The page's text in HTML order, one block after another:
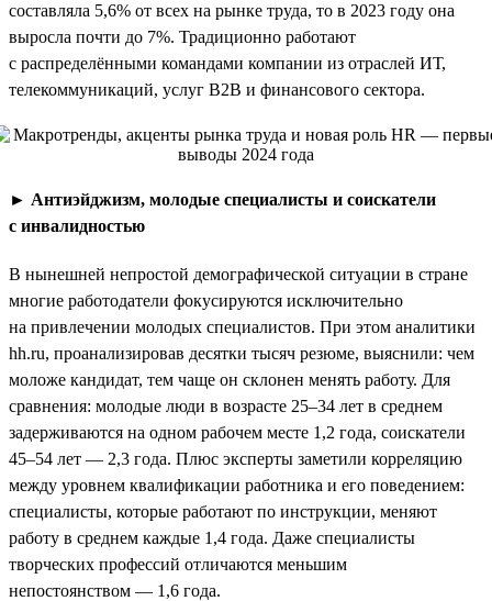
составляла 5,6% от всех на рынке труда, то в 2023 году она
выросла почти до 7%. Традиционно работают
с распределёнными командами компании из отраслей ИТ,
телекоммуникаций, услуг B2B и финансового сектора.
► Антиэйджизм, молодые специалисты и соискатели
с инвалидностью
В нынешней непростой демографической ситуации в стране
многие работодатели фокусируются исключительно
на привлечении молодых специалистов. При этом аналитики
hh.ru, проанализировав десятки тысяч резюме, выяснили: чем
моложе кандидат, тем чаще он склонен менять работу. Для
сравнения: молодые люди в возрасте 25–34 лет в среднем
задерживаются на одном рабочем месте 1,2 года, соискатели
45–54 лет — 2,3 года. Плюс эксперты заметили корреляцию
между уровнем квалификации работника и его поведением:
специалисты, которые работают по инструкции, меняют
работу в среднем каждые 1,4 года. Даже специалисты
творческих профессий отличаются меньшим
непостоянством — 1,6 года.